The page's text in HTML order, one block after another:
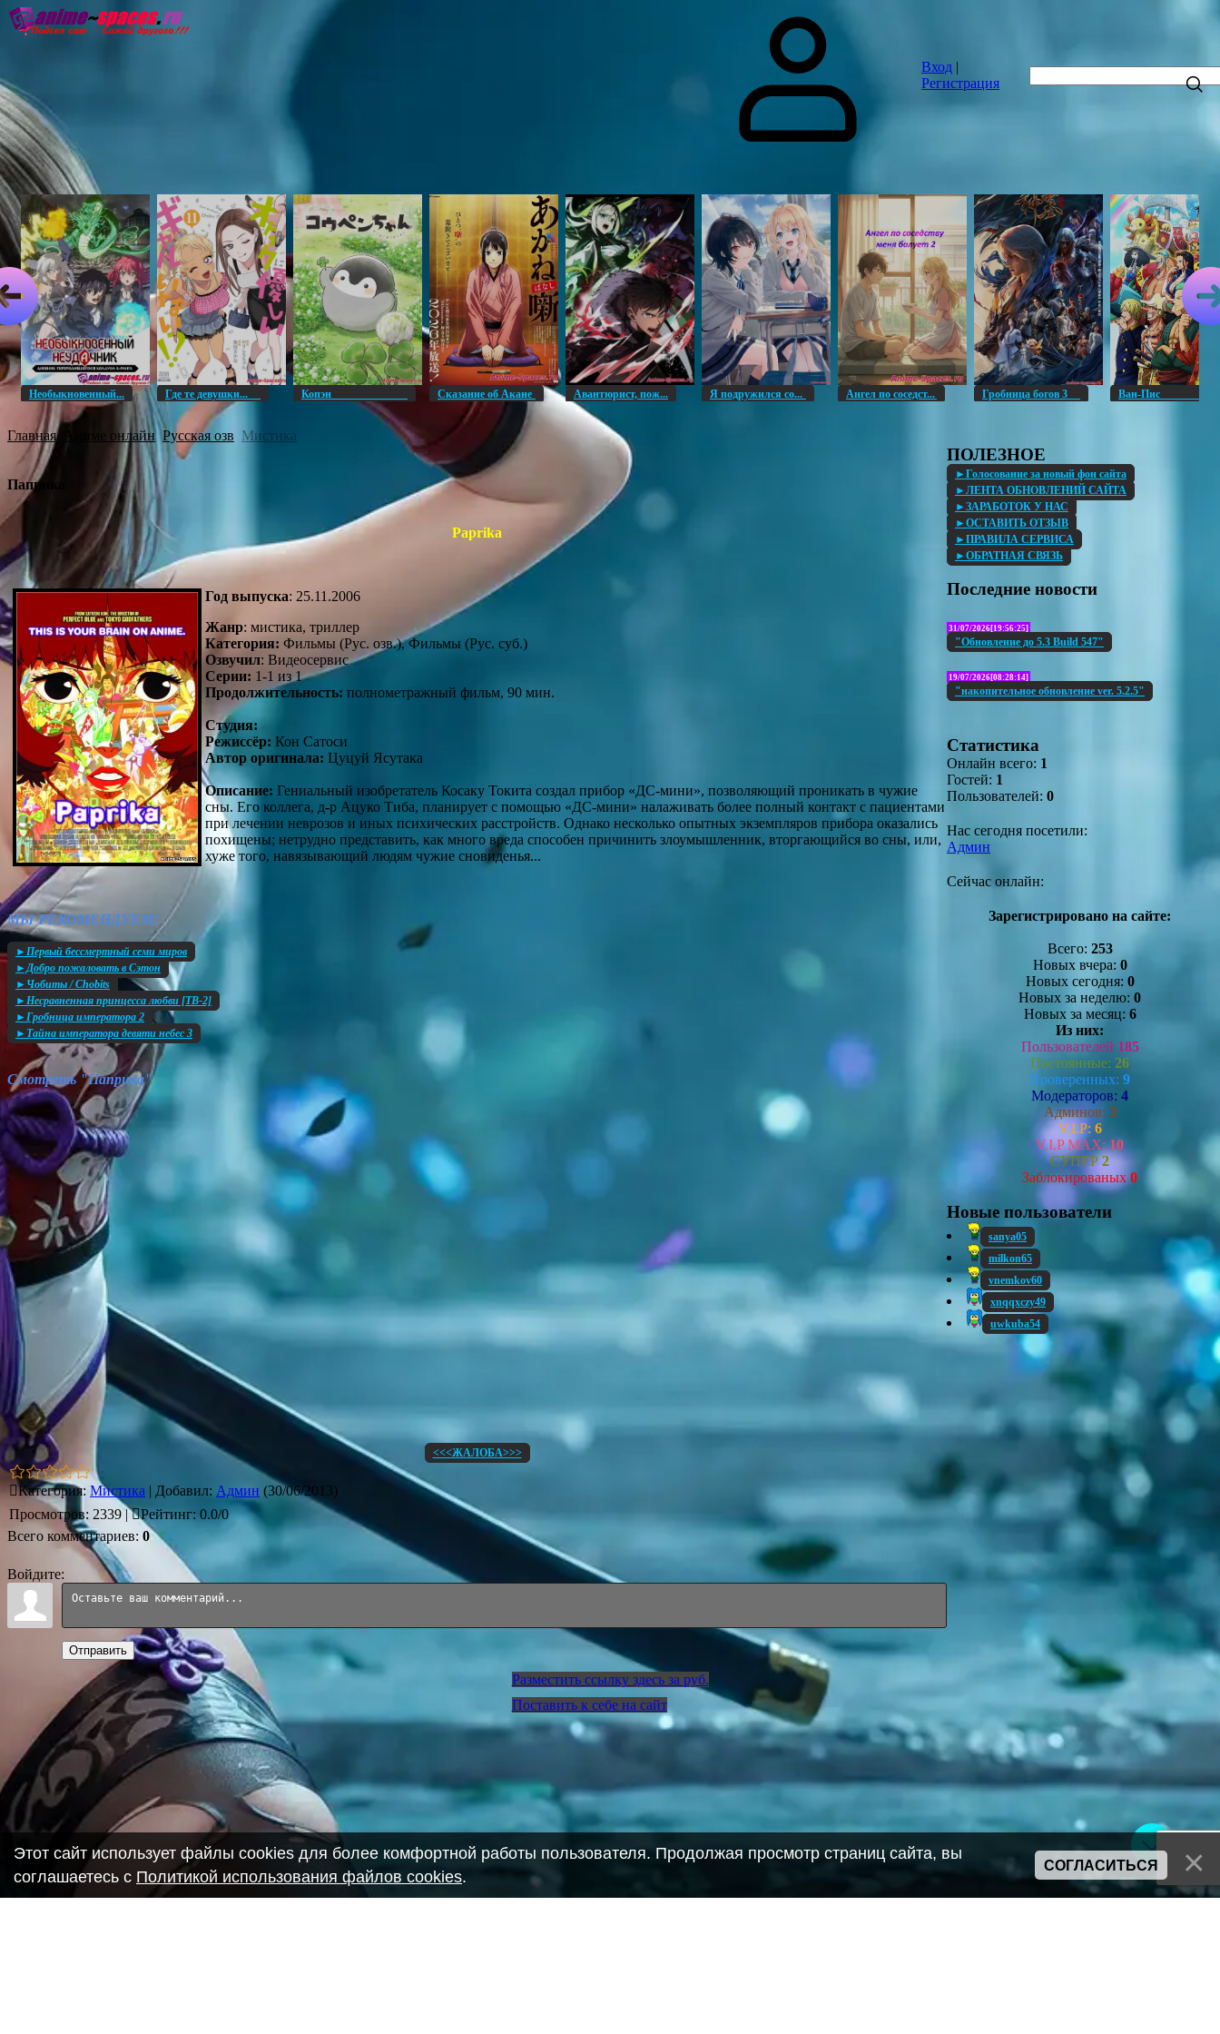
Вход |
Регистрация
Необыкновенный... Где те девушки... Копэн Сказание об Акане Авантюрист, пож... Я подружился со... Ангел по соседст... Гробница богов 3 Ван-
Главная Аниме онлайн Русская озв Мистика
Паприка
Paprika
Год выпуска: 25.11.2006
Жанр: мистика, триллер
Категория: Фильмы (Рус. озв.), Фильмы (Рус. суб.)
Озвучил: Видеосервис
Серии: 1-1 из 1
Продолжительность: полнометражный фильм, 90 мин.
Студия:
Режиссёр: Кон Сатоси
Автор оригинала: Цуцуй Ясутака
Описание: Гениальный изобретатель Косаку Токита создал прибор «ДС-мини», позволяющий проникать в чужие
сны. Его коллега, д-р Ацуко Тиба, планирует с помощью «ДС-мини» налаживать более полный контакт с пациентами
при лечении неврозов и иных психических расстройств. Однако несколько опытных экземпляров прибора оказались
похищены; нетрудно представить, как много вреда способен причинить злоумышленник, вторгающийся во сны, или,
хуже того, навязывающий людям чужие сновиденья...
МЫ РЕКОМЕНДУЕМ!
►Первый бессмертный семи миров
►Добро пожаловать в Сэтон
►Чобиты / Chobits
►Несравненная принцесса любви [ТВ-2]
►Гробница императора 2
►Тайна императора девяти небес 3
Смотреть "Паприка"
<<<ЖАЛОБА>>>
Категория: Мистика | Добавил: Админ (30/06/2013)
Просмотров: 2339 | Рейтинг: 0.0/0
Всего комментариев: 0
Войдите:
Отправить
ПОЛЕЗНОЕ
►Голосование за новый фон сайта
►ЛЕНТА ОБНОВЛЕНИЙ САЙТА
►ЗАРАБОТОК У НАС
►ОСТАВИТЬ ОТЗЫВ
►ПРАВИЛА СЕРВИСА
►ОБРАТНАЯ СВЯЗЬ
Последние новости
31/07/2026[19:56:25]
"Обновление до 5.3 Build 547"
19/07/2026[08:28:14]
"накопительное обновление ver. 5.2.5"
Статистика
Онлайн всего: 1
Гостей: 1
Пользователей: 0
Нас сегодня посетили:
Админ
Сейчас онлайн:
Зарегистрировано на сайте:
Всего: 253
Новых вчера: 0
Новых сегодня: 0
Новых за неделю: 0
Новых за месяц: 6
Из них:
Пользователей 185
Постоянные: 26
Проверенных: 9
Модераторов: 4
Админов: 3
V.I.P: 6
V.I.P MAX:10
СУПЕР2
Заблокированых0
Новые пользователи
sanya05
milkon65
vnemkov60
xnqqxczy49
uwkuba54
Разместить ссылку здесь за руб.
Поставить к себе на сайт
Этот сайт использует файлы cookies для более комфортной работы пользователя. Продолжая просмотр страниц сайта, вы
соглашаетесь с Политикой использования файлов cookies.
СОГЛАСИТЬСЯ